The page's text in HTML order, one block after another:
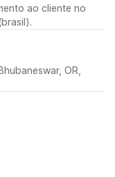
ao cliente no
OR,